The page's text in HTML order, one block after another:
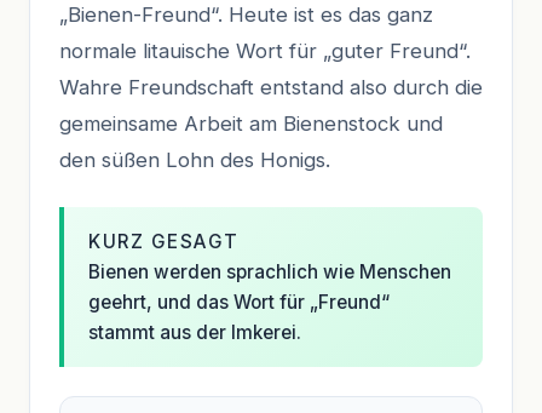
„Bienen-Freund“. Heute ist es das ganz
normale litauische Wort für „guter Freund“.
Wahre Freundschaft entstand also durch die
gemeinsame Arbeit am Bienenstock und
den süßen Lohn des Honigs.
KURZ GESAGT
Bienen werden sprachlich wie Menschen
geehrt, und das Wort für „Freund“
stammt aus der Imkerei.